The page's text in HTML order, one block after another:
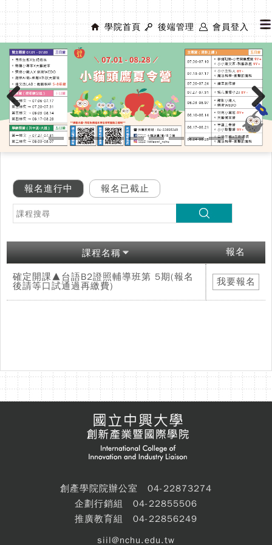
學院首頁 後端管理 會員登入
Previous Next
報名進行中 報名已截止
課程名稱 報名
確定開課▲台語B2證照輔導班第 5期(報名
後請等口試通過再繳費)
我要報名
創產學院院辦公室 04-22873274
企劃行銷組 04-22855506
推廣教育組 04-22856249
siil@nchu.edu.tw